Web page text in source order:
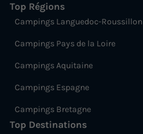
Top Régions
Campings Languedoc-Roussillon
Campings Pays de la Loire
Campings Aquitaine
Campings Espagne
Campings Bretagne
Top Destinations